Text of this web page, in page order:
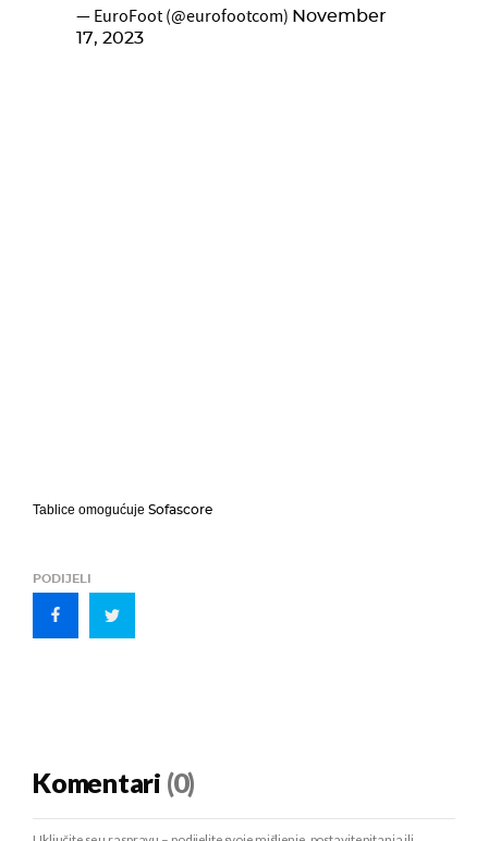
— EuroFoot (@eurofootcom) November
17, 2023
Tablice omogućuje Sofascore
PODIJELI
Komentari (0)